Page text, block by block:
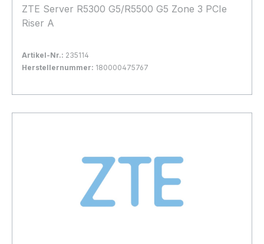
ZTE Server R5300 G5/R5500 G5 Zone 3 PCIe
Riser A
Artikel-Nr.: 235114
Herstellernummer: 180000475767
In den Warenkorb